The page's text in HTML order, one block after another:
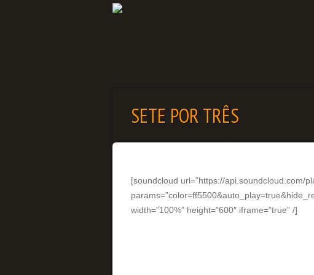
SETE POR TRÊS
[soundcloud url=”https://api.soundcloud.com/
width=”100%” height=”600″ iframe=”true” /]